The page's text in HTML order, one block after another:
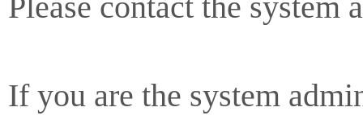
If you are the system